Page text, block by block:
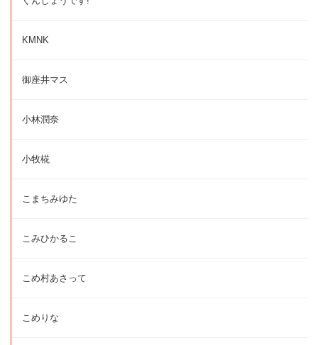
KMNK
御座井マス
小林潤奈
小牧椛
こまちみゆた
こみひかるこ
こめ村あさって
こめりな